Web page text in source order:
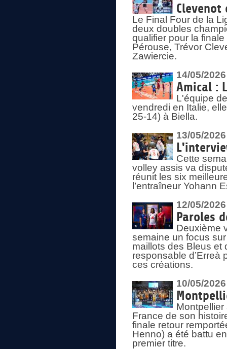
Le Final Four de la
deux doubles
qualifier pour la
Pérouse, Trévor
Zawiercie.
14/05/2026
Amical :
L'équipe
vendredi en Italie,
25-14) à Biella.
13/05/2026
Cette
volley assis va
réunit les six
l’entraîneur Yohann
12/05/2026
Paroles
Deuxième
semaine un focus
maillots des Bleus et
responsable d’Erreà
ces créations.
10/05/2026
France de son
finale retour
Henno) a été battu
premier titre.